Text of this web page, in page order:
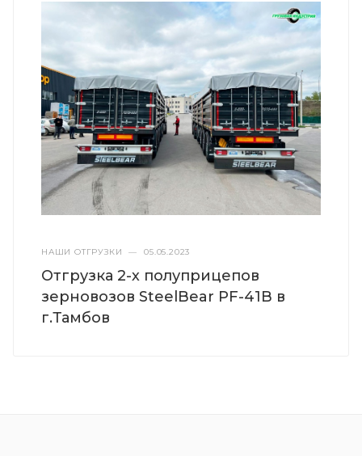
НАШИ ОТГРУЗКИ — 05.05.2023
Отгрузка 2-х полуприцепов
зерновозов SteelBear PF-41B в
г.Тамбов